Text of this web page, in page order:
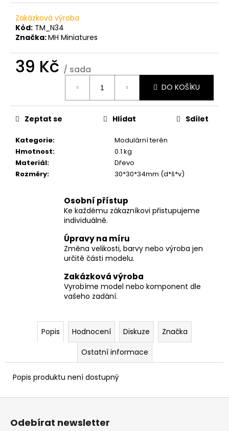
Zakázková výroba
Kód: TM_N34
Značka:MH Miniatures
39 Kč / sada
DO KOŠÍKU
Kategorie:
Modulární terén
Hmotnost:
0.1 kg
Materiál:
Dřevo
Rozměry: 30*30*34mm (d*š*v)
Zeptat se Hlídat Sdílet
Osobní přístup
Ke každému zákazníkovi přistupujeme
individuálně.
Úpravy na míru
Změna velikosti, barvy nebo výroba jen
určitě části modelu.
Zakázková výroba
Vyrobíme model nebo komponent dle
vašeho zadání.
Popis Hodnocení Diskuze
Značka
Ostatní informace
Popis produktu není dostupný
r
u
č
u
j
m
Z
Odebírat newsletter